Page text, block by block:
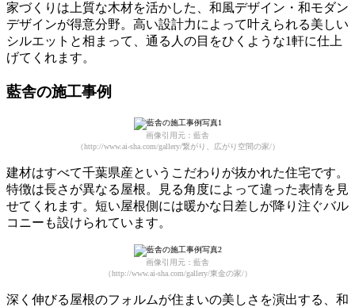
家づくりは上質な木材を活かした、 和風デザイン・和モダン
デザインが得意分野。 高い設計力によって叶えられる美しい
シルエットと相まって、通る人の目をひくような1軒に仕上
げてくれます。
藍舎の施工事例
画像引用元：藍舎
（http://www.ai-sha.com/gallery/繋がり、広がり空間の家/）
建材はすべて千葉県産というこだわりが抜かれた住宅です。
特徴は長さが異なる屋根。見る角度によって違った表情を見
せてくれます。短い屋根側には暖かな日差しが降り注ぐバル
コニーも設けられています。
画像引用元：藍舎
（http://www.ai-sha.com/gallery/東金の家/）
深く伸びる屋根のフォルムが住まいの美しさを演出する、和